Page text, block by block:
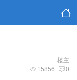
楼主
15856 0